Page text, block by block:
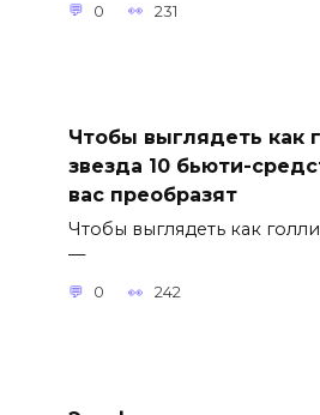
0 231
Чтобы выглядеть как
звезда 10 бьюти-
вас преобразят
Чтобы выглядеть как
—
0 242